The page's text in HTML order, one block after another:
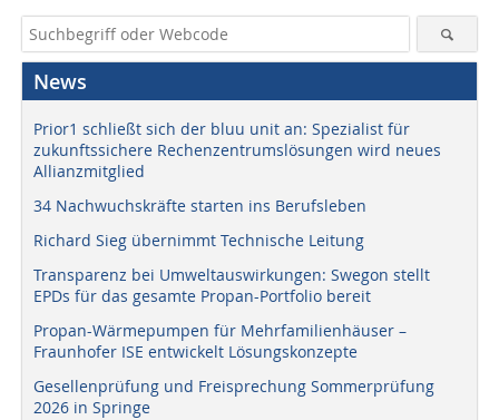
News
Prior1 schließt sich der bluu unit an: Spezialist für
zukunftssichere Rechenzentrumslösungen wird neues
Allianzmitglied
34 Nachwuchskräfte starten ins Berufsleben
Richard Sieg übernimmt Technische Leitung
Transparenz bei Umweltauswirkungen: Swegon stellt
EPDs für das gesamte Propan-Portfolio bereit
Propan-Wärmepumpen für Mehrfamilienhäuser –
Fraunhofer ISE entwickelt Lösungskonzepte
Gesellenprüfung und Freisprechung Sommerprüfung
2026 in Springe